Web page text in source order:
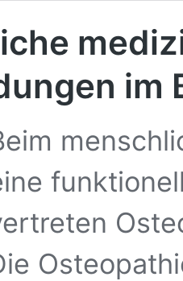
im